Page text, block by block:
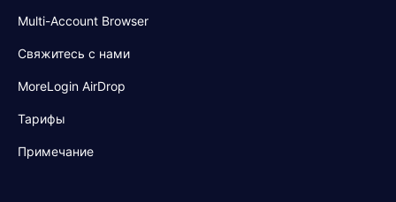
Multi-Account Browser
Свяжитесь с нами
MoreLogin AirDrop
Тарифы
Примечание